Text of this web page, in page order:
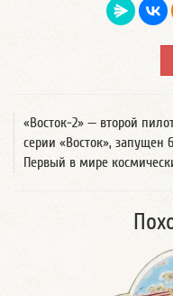
«Восток-2» — второй
серии «Восток», запущен
Первый в мире